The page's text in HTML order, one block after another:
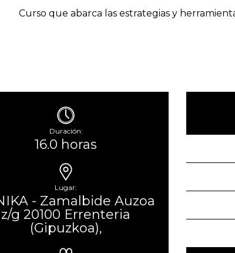
Curso que abarca las estrategias y
Duración:
16.0 horas
Lugar:
- Zamalbide Auzoa
z/g 20100 Errenteria
(Gipuzkoa),